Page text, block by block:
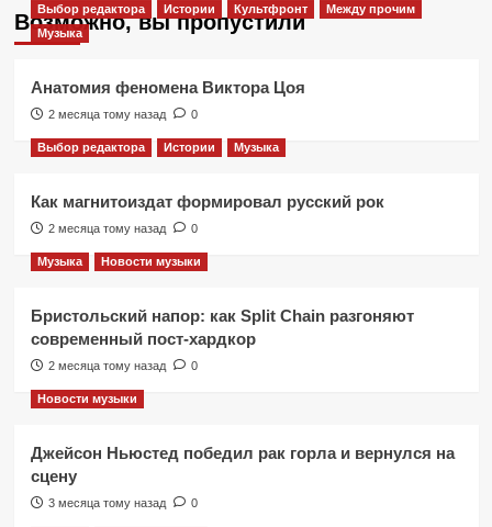
Возможно, вы пропустили
Выбор редактора Истории Культфронт
Между прочим
Музыка
Анатомия феномена Виктора Цоя
2 месяца тому назад 0
Выбор редактора Истории Музыка
Как магнитоиздат формировал русский рок
2 месяца тому назад 0
Музыка Новости музыки
Бристольский напор: как Split Chain разгоняют
современный пост-хардкор
2 месяца тому назад 0
Новости музыки
Джейсон Ньюстед победил рак горла и вернулся на
сцену
3 месяца тому назад 0